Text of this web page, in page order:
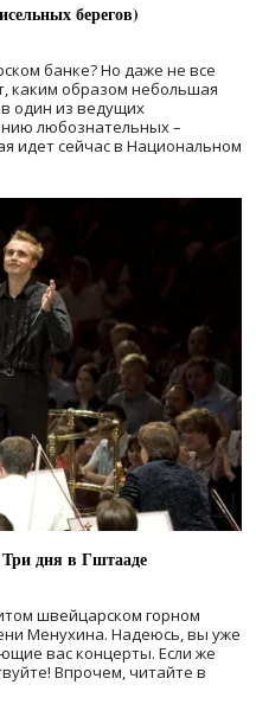
берегов)
банке? Но даже не все
каким образом небольшая
один из ведущих
любознательных –
идет сейчас в Национальном
дня в Гштааде
швейцарском горном
Менухина. Надеюсь, вы уже
вас концерты. Если же
Впрочем, читайте в